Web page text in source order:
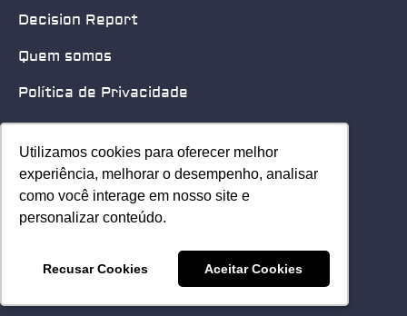
Utilizamos cookies para oferecer melhor
experiência, melhorar o desempenho, analisar
como você interage em nosso site e
personalizar conteúdo.
Recusar Cookies Aceitar Cookies
Utilizamos cookies para oferecer melhor
experiência, melhorar o desempenho, analisar
como você interage em nosso site e
personalizar conteúdo.
Recusar Cookies Aceitar Cookies
Decision Report
Quem somos
Política de Privacidade
Quero patrocinar
Contato
Home
© 2025 Security Leader. Todos os Direitos Reservados.